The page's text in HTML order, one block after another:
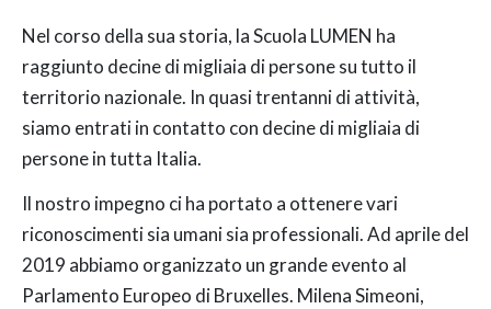
Nel corso della sua storia, la Scuola LUMEN ha
raggiunto decine di migliaia di persone su tutto il
territorio nazionale. In quasi trentanni di attività,
siamo entrati in contatto con decine di migliaia di
persone in tutta Italia.
Il nostro impegno ci ha portato a ottenere vari
riconoscimenti sia umani sia professionali. Ad aprile del
2019 abbiamo organizzato un grande evento al
Parlamento Europeo di Bruxelles. Milena Simeoni,